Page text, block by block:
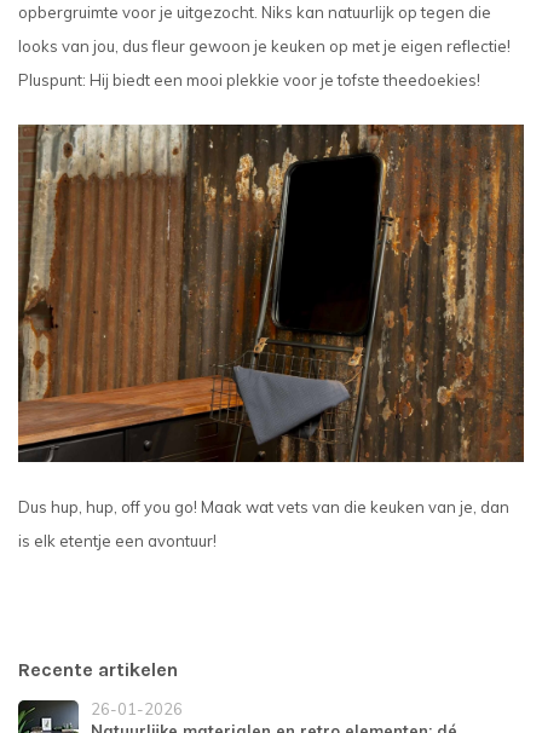
opbergruimte voor je uitgezocht. Niks kan natuurlijk op tegen die
looks van jou, dus fleur gewoon je keuken op met je eigen reflectie!
Pluspunt: Hij biedt een mooi plekkie voor je tofste theedoekies!
Dus hup, hup, off you go! Maak wat vets van die keuken van je, dan
is elk etentje een avontuur!
Recente artikelen
26-01-2026